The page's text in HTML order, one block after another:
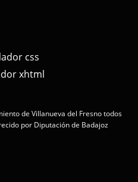
de Villanueva del Fresno todos
por Diputación de Badajoz